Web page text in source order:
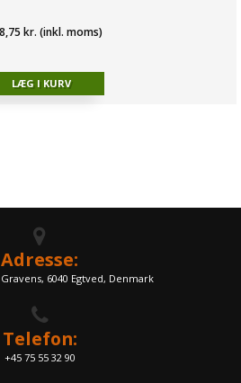
kr. (inkl. moms)
Adresse:
6040 Egtved, Denmark
Telefon:
+45 75 55 32 90